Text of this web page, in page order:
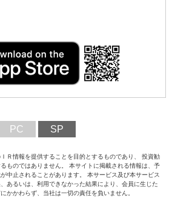
PC SP
Ｒ情報を提供することを目的とするものであり、 投資勧
ものではありません。 本サイトに掲載される情報は、予
中止されることがあります。 本サービス及び本サービス
あるいは、利用できなかった結果により、会員に生じた
かかわらず、当社は一切の責任を負いません。